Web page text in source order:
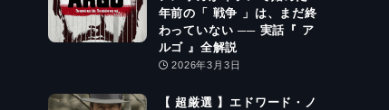
年前の「 戦争 」は、まだ終
わっていない ── 実話『 ア
ルゴ 』全解説
2026年3月3日
【 超厳選 】エドワード・ノ